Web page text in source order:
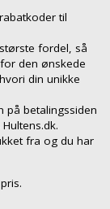
til
fordel, så
den ønskede
din unikke
på betalingssiden
fra og du har